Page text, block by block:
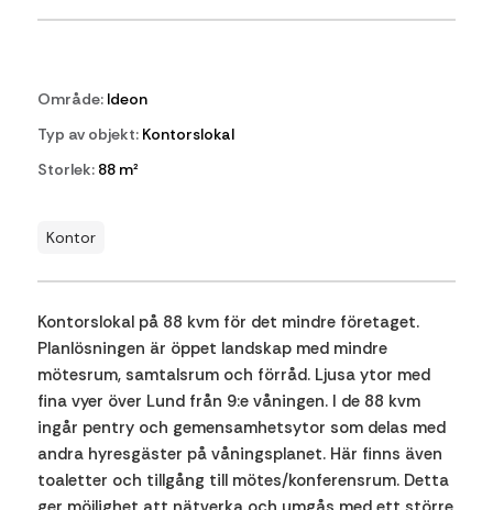
Område:Ideon
Typ av objekt:Kontorslokal
Storlek:88 m²
Kontor
Kontorslokal på 88 kvm för det mindre företaget.
Planlösningen är öppet landskap med mindre
mötesrum, samtalsrum och förråd. Ljusa ytor med
fina vyer över Lund från 9:e våningen. I de 88 kvm
ingår pentry och gemensamhetsytor som delas med
andra hyresgäster på våningsplanet. Här finns även
toaletter och tillgång till mötes/konferensrum. Detta